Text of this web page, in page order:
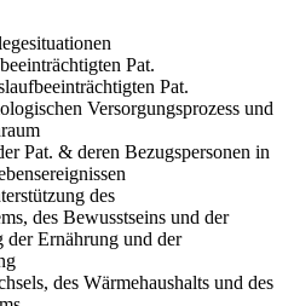
Pat.
Pat.
Versorgungsprozess und
Pat. & deren Bezugspersonen in
des
des Bewusstseins und der
der Ernährung und der
des Wärmehaushalts und des